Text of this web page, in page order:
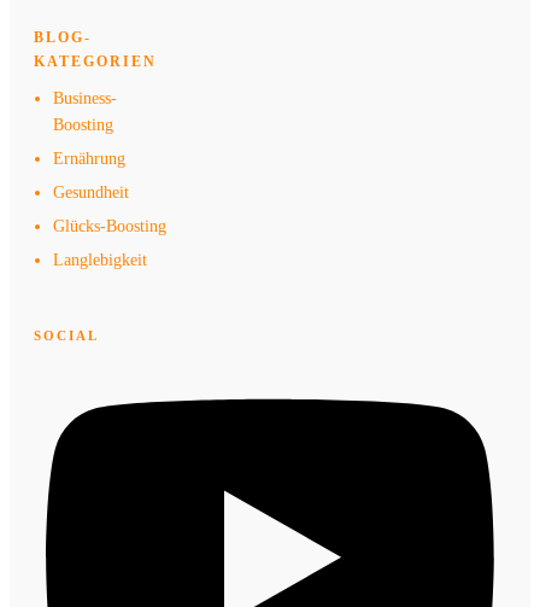
BLOG-
KATEGORIEN
Business-
Boosting
Ernährung
Gesundheit
Glücks-Boosting
Langlebigkeit
SOCIAL